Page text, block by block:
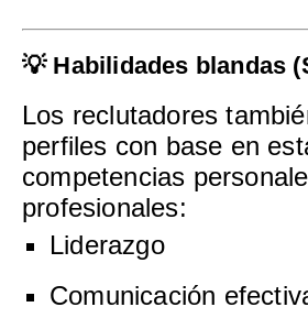
💡 Habilidades blandas
Los reclutadores
perfiles con base en
competencias
profesionales:
Liderazgo
Comunicación